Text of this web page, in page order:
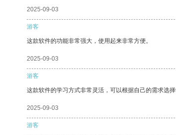
2025-09-03
游客
这款软件的功能非常强大，使用起来非常方便。
2025-09-03
游客
这款软件的学习方式非常灵活，可以根据自己的需求选择
2025-09-03
游客